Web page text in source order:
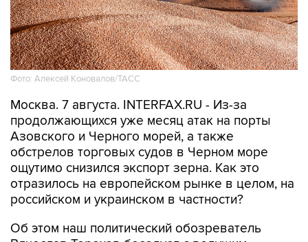
Фото: Алексей Коновалов/ТАСС
Москва. 7 августа. INTERFAX.RU - Из-за
продолжающихся уже месяц атак на порты
Азовского и Черного морей, а также
обстрелов торговых судов в Черном море
ощутимо снизился экспорт зерна. Как это
отразилось на европейском рынке в целом, на
российском и украинском в частности?
Об этом наш политический обозреватель